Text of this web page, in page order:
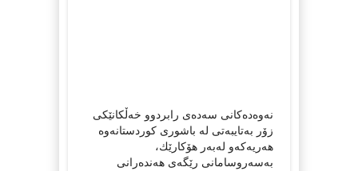
نەوەدەکانی سەدەی رابردوو خەڵکانێکی
زۆر بەتایبەتی لە باشوری کوردستانەوە
هەریەکەو لەبەر هۆکارێك،
بەسەروسامانی رێگەی هەندەرانی